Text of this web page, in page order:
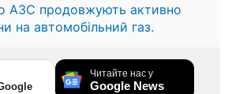
АЗС продовжують активно
на автомобільний газ.
Читайте нас у
Google News